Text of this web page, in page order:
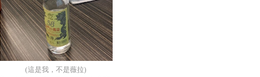
(這是我，不是薇拉)